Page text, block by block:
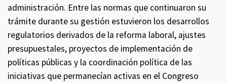
administración. Entre las normas que continuaron su
trámite durante su gestión estuvieron los desarrollos
regulatorios derivados de la reforma laboral, ajustes
presupuestales, proyectos de implementación de
políticas públicas y la coordinación política de las
iniciativas que permanecían activas en el Congreso